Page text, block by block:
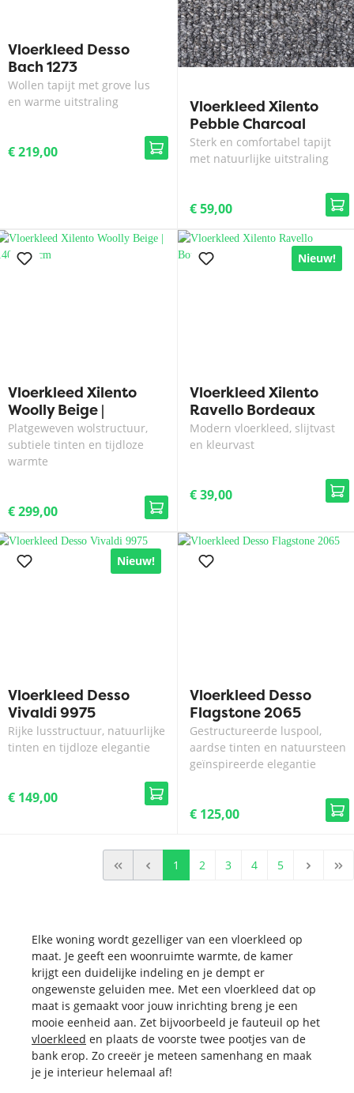
Vloerkleed Desso
Bach 1273
Wollen tapijt met grove lus
en warme uitstraling
€ 219,00
Vloerkleed Xilento
Pebble Charcoal
Sterk en comfortabel tapijt
met natuurlijke uitstraling
€ 59,00
Vloerkleed Xilento
Woolly Beige |
140x200 cm
Platgeweven wolstructuur,
subtiele tinten en tijdloze
warmte
€ 299,00
Nieuw!
Vloerkleed Xilento
Ravello Bordeaux
Modern vloerkleed, slijtvast
en kleurvast
€ 39,00
Nieuw!
Vloerkleed Desso
Vivaldi 9975
Rijke lusstructuur, natuurlijke
tinten en tijdloze elegantie
€ 149,00
Vloerkleed Desso
Flagstone 2065
Gestructureerde luspool,
aardse tinten en natuursteen
geïnspireerde elegantie
€ 125,00
1 2 3 4 5
Elke woning wordt gezelliger van een vloerkleed op
maat. Je geeft een woonruimte warmte, de kamer
krijgt een duidelijke indeling en je dempt er
ongewenste geluiden mee. Met een vloerkleed dat op
maat is gemaakt voor jouw inrichting breng je een
mooie eenheid aan. Zet bijvoorbeeld je fauteuil op het
vloerkleed en plaats de voorste twee pootjes van de
bank erop. Zo creeër je meteen samenhang en maak
je je interieur helemaal af!